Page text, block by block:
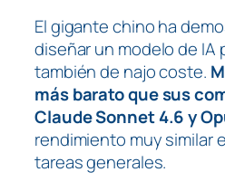
El gigante chino ha
diseñar un modelo de IA
también de najo coste.
más barato que sus
Claude Sonnet 4.6 y
rendimiento muy similar
tareas generales.